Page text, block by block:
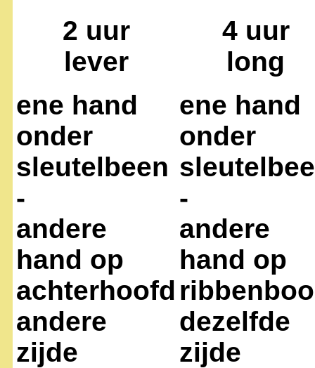
2 uur
lever
ene hand
onder
sleutelbeen
-
andere
hand op
achterhoofd
andere
zijde
4 uur
long
ene hand
onder
-
andere
hand op
dezelfde
zijde